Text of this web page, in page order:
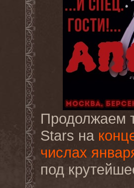
Продолжаем
Stars на
числах
под